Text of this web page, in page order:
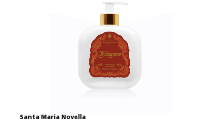
Подробнее
В корзину
Santa Maria Novella